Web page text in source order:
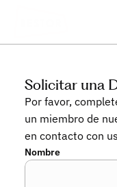
Solicitar una
Por favor,
un miembro de
en contacto con
Nombre